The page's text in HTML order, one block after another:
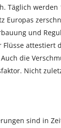
Täglich werden
Europas
und
Flüsse attestiert
die
Nicht
sind in